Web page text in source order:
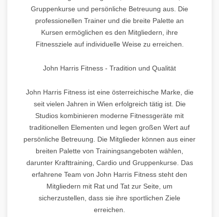
Gruppenkurse und persönliche Betreuung aus. Die
professionellen Trainer und die breite Palette an
Kursen ermöglichen es den Mitgliedern, ihre
Fitnessziele auf individuelle Weise zu erreichen.
John Harris Fitness - Tradition und Qualität
John Harris Fitness ist eine österreichische Marke, die
seit vielen Jahren in Wien erfolgreich tätig ist. Die
Studios kombinieren moderne Fitnessgeräte mit
traditionellen Elementen und legen großen Wert auf
persönliche Betreuung. Die Mitglieder können aus einer
breiten Palette von Trainingsangeboten wählen,
darunter Krafttraining, Cardio und Gruppenkurse. Das
erfahrene Team von John Harris Fitness steht den
Mitgliedern mit Rat und Tat zur Seite, um
sicherzustellen, dass sie ihre sportlichen Ziele
erreichen.